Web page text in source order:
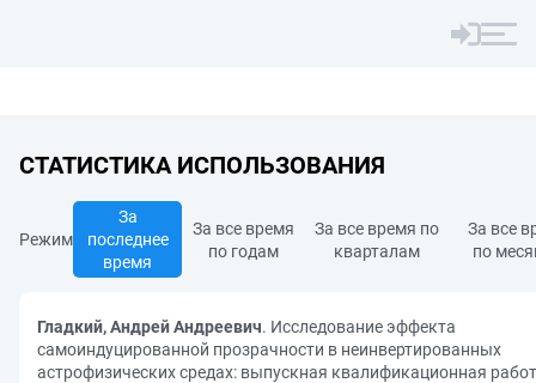
СТАТИСТИКА ИСПОЛЬЗОВАНИЯ
Режим
За
последнее
время
За все время
по годам
За все время по
кварталам
За все
по
Гладкий, Андрей Андреевич. Исследование эффекта
самоиндуцированной прозрачности в неинвертированных
астрофизических средах: выпускная квалификационная